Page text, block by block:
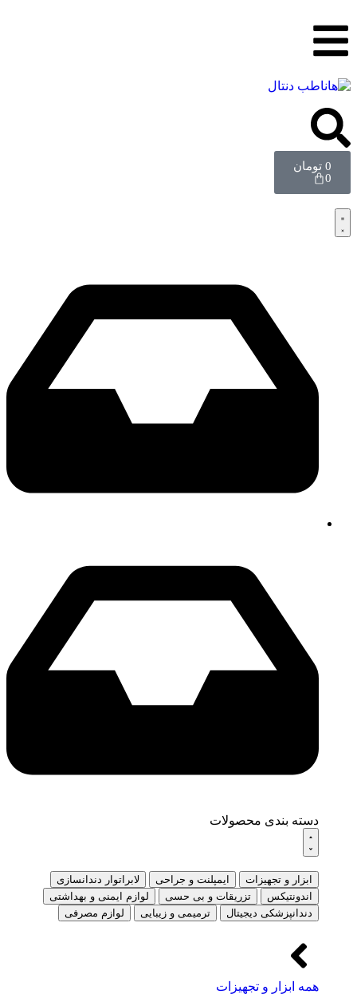
0 تومان
0
دسته بندی محصولات
ابزار و تجهیزات ایمپلنت و جراحی
لابراتوار دندانسازی
اندونتیکس
تزریقات و بی حسی
لوازم ایمنی و بهداشتی
دندانپزشکی دیجیتال
ترمیمی و زیبایی لوازم مصرفی
همه ابزار و تجهیزات